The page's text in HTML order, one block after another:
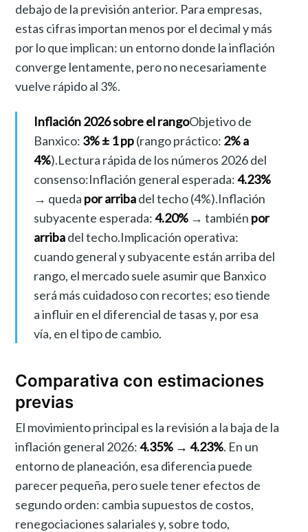
debajo de la previsión anterior. Para empresas,
estas cifras importan menos por el decimal y más
por lo que implican: un entorno donde la inflación
converge lentamente, pero no necesariamente
vuelve rápido al 3%.
Inflación 2026 sobre el rangoObjetivo de
Banxico: 3% ± 1 pp(rango práctico: 2% a
4%).Lectura rápida de los números 2026 del
consenso:Inflación general esperada:4.23%
→ queda por arribadel techo (4%).Inflación
subyacente esperada:4.20%→ también por
arribadel techo.Implicación operativa:
cuando general y subyacente están arriba del
rango, el mercado suele asumir que Banxico
será más cuidadoso con recortes; eso tiende
a influir en el diferencial de tasas y, por esa
vía, en el tipo de cambio.
Comparativa con estimaciones
previas
El movimiento principal es la revisión a la baja de la
inflación general 2026:4.35% → 4.23%. En un
entorno de planeación, esa diferencia puede
parecer pequeña, pero suele tener efectos de
segundo orden: cambia supuestos de costos,
renegociaciones salariales y, sobre todo,